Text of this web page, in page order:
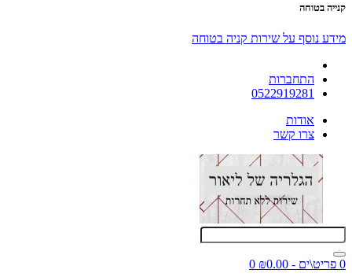
קנייה בטוחה
מידע נוסף על שירות קניה בטוחה
התחברות
0522919281
אודות
צרו קשר
0 פריט\ים - ₪0.00
0